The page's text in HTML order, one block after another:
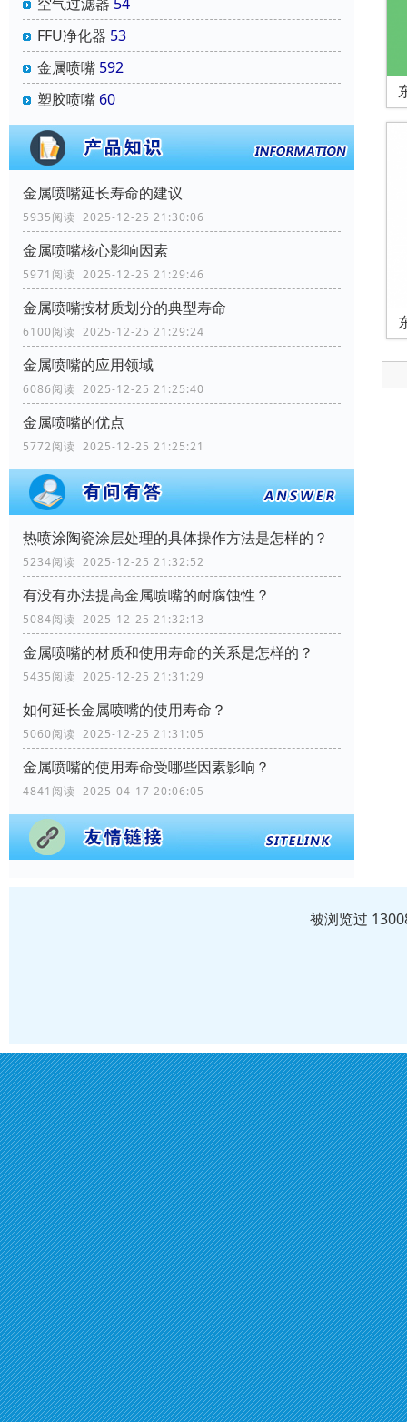
FFU净化器 53
金属喷嘴 592
塑胶喷嘴 60
金属喷嘴延长寿命的建议
5935阅读 2025-12-25 21:30:06
金属喷嘴核心影响因素
5971阅读 2025-12-25 21:29:46
金属喷嘴按材质划分的典型寿命
6100阅读 2025-12-25 21:29:24
金属喷嘴的应用领域
6086阅读 2025-12-25 21:25:40
金属喷嘴的优点
5772阅读 2025-12-25 21:25:21
热喷涂陶瓷涂层处理的具体操作方法是怎样的？
5234阅读 2025-12-25 21:32:52
有没有办法提高金属喷嘴的耐腐蚀性？
5084阅读 2025-12-25 21:32:13
金属喷嘴的材质和使用寿命的关系是怎样的？
5435阅读 2025-12-25 21:31:29
如何延长金属喷嘴的使用寿命？
5060阅读 2025-12-25 21:31:05
金属喷嘴的使用寿命受哪些因素影响？
4841阅读 2025-04-17 20:06:05
被浏览过